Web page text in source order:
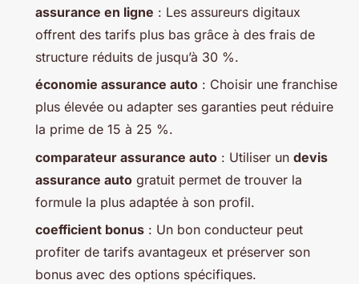
en ligne
9 min de lecture
assurance en ligne : Les assureurs digitaux
offrent des tarifs plus bas grâce à des frais de
structure réduits de jusqu’à 30 %.
économie assurance auto : Choisir une franchise
plus élevée ou adapter ses garanties peut réduire
la prime de 15 à 25 %.
comparateur assurance auto : Utiliser un devis
assurance auto gratuit permet de trouver la
formule la plus adaptée à son profil.
coefficient bonus : Un bon conducteur peut
profiter de tarifs avantageux et préserver son
bonus avec des options spécifiques.